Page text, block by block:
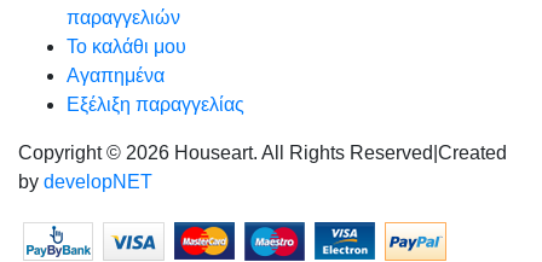
παραγγελιών
Το καλάθι μου
Αγαπημένα
Εξέλιξη παραγγελίας
Copyright © 2026 Houseart. All Rights Reserved Created
by developNET